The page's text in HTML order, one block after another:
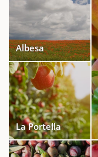
Albesa
La Portella